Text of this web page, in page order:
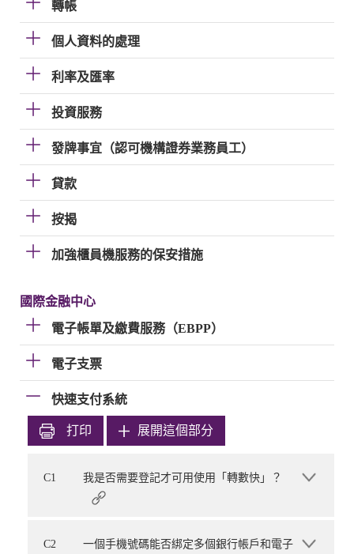
轉帳
個人資料的處理
利率及匯率
投資服務
發牌事宜（認可機構證券業務員工）
貸款
按揭
加強櫃員機服務的保安措施
國際金融中心
電子帳單及繳費服務（EBPP）
電子支票
快速支付系統
打印 展開這個部分
C1 我是否需要登記才可用使用「轉數快」？
C2
一個手機號碼能否綁定多個銀行帳戶和電子